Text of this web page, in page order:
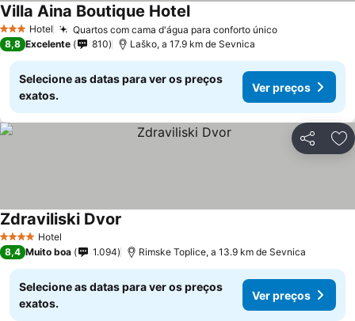
3 EstrelasHotel Quartos com cama d'água para conforto único
Villa Aina Boutique Hotel
8,8 Excelente 810 Laško, a 17.9 km de Sevnica
Selecione as datas para ver os preços
exatos.
Ver preços
Partilhar
4 EstrelasHotel
Zdraviliski Dvor
8,4 Muito boa 1.094 Rimske Toplice, a 13.9 km de Sevnica
Selecione as datas para ver os preços
exatos.
Ver preços